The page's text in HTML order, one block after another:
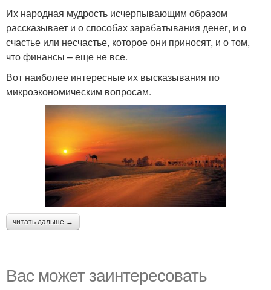
Их народная мудрость исчерпывающим образом
рассказывает и о способах зарабатывания денег, и о
счастье или несчастье, которое они приносят, и о том,
что финансы – еще не все.
Вот наиболее интересные их высказывания по
микроэкономическим вопросам.
читать дальше →
Вас может заинтересовать